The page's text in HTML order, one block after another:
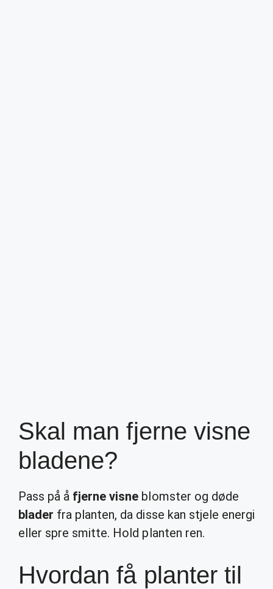
Skal man fjerne visne
bladene?
Pass på å fjerne visne blomster og døde
blader fra planten, da disse kan stjele energi
eller spre smitte. Hold planten ren.
Hvordan få planter til